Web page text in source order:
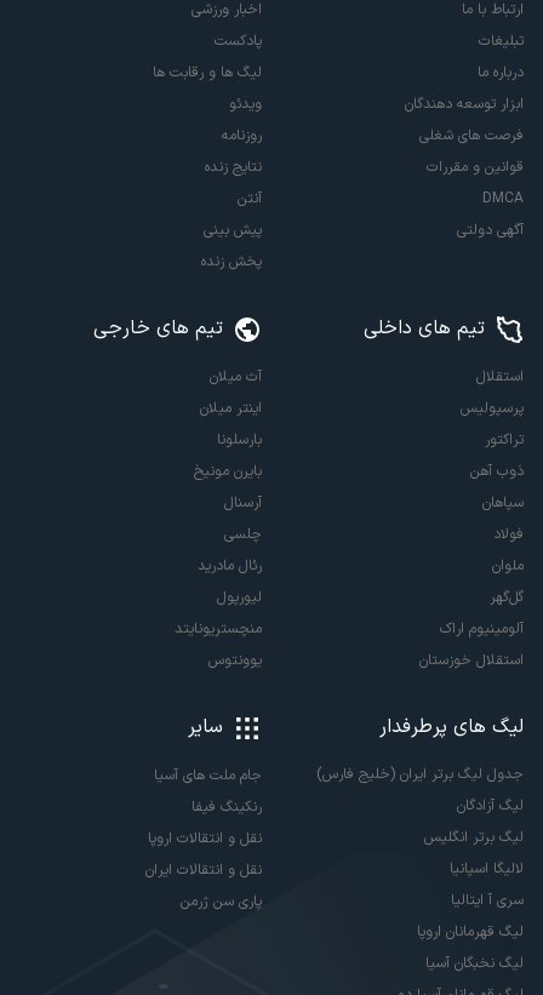
ارتباط با ما
تبلیغات
درباره ما
ابزار توسعه دهندگان
فرصت های شغلی
قوانین و مقررات
DMCA
آگهی دولتی
اخبار ورزشی
پادکست
لیگ ها و رقابت ها
ویدئو
روزنامه
نتایج زنده
آنتن
پیش بینی
پخش زنده
تیم های داخلی
استقلال
پرسپولیس
تراکتور
ذوب آهن
سپاهان
فولاد
ملوان
گل‌گهر
آلومینیوم اراک
استقلال خوزستان
تیم های خارجی
آث میلان
اینتر میلان
بارسلونا
بایرن مونیخ
آرسنال
چلسی
رئال مادرید
لیورپول
منچستریونایتد
یوونتوس
لیگ های پرطرفدار
جدول لیگ برتر ایران (خلیج فارس)
لیگ آزادگان
لیگ برتر انگلیس
لالیگا اسپانیا
سری آ ایتالیا
لیگ قهرمانان اروپا
لیگ نخبگان آسیا
سایر
جام ملت های آسیا
رنکینگ فیفا
نقل و انتقالات اروپا
نقل و انتقالات ایران
پاری سن ژرمن